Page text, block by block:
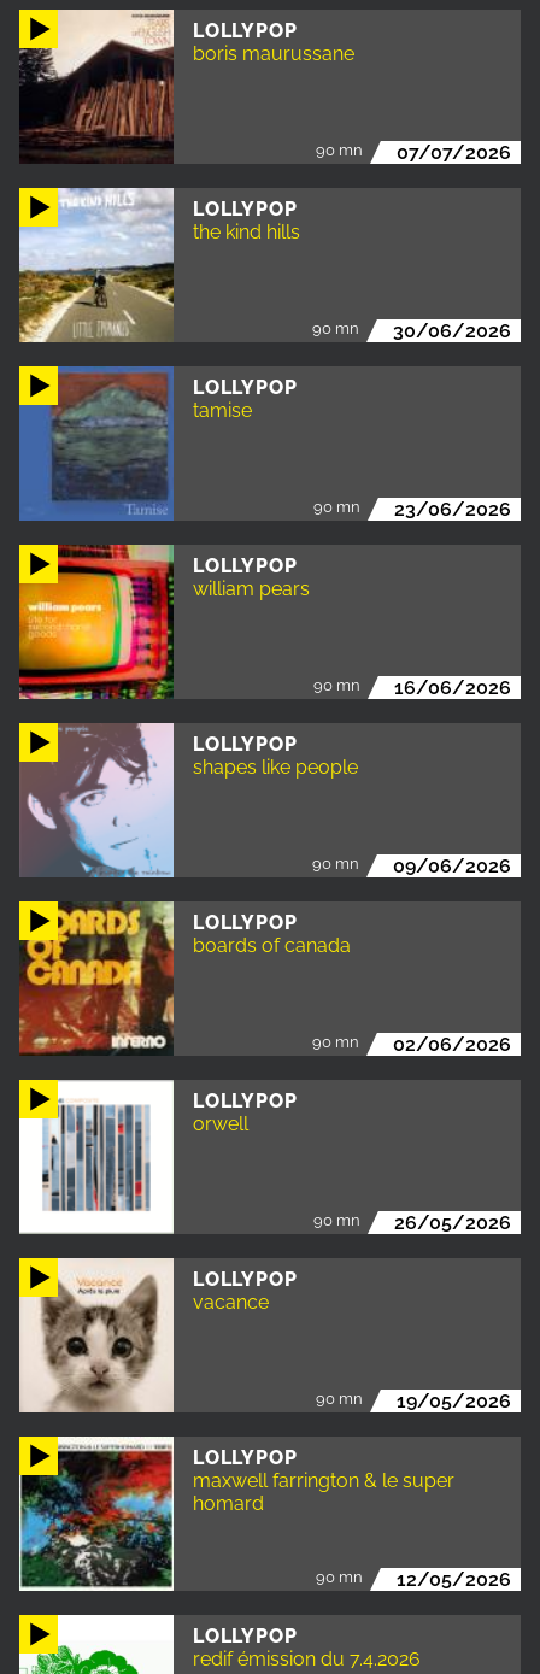
LOLLYPOP
boris maurussane
90 mn 07/07/2026
LOLLYPOP
the kind hills
90 mn 30/06/2026
LOLLYPOP
tamise
90 mn 23/06/2026
LOLLYPOP
william pears
90 mn 16/06/2026
LOLLYPOP
shapes like people
90 mn 09/06/2026
LOLLYPOP
boards of canada
90 mn 02/06/2026
LOLLYPOP
orwell
90 mn 26/05/2026
LOLLYPOP
vacance
90 mn 19/05/2026
LOLLYPOP
maxwell farrington & le super
homard
90 mn 12/05/2026
LOLLYPOP
redif émission du 7.4.2026